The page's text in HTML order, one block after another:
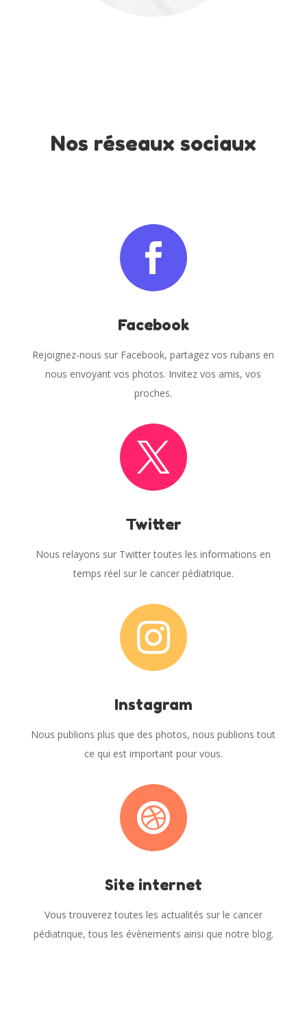
Nos réseaux sociaux

Facebook
Rejoignez-nous sur Facebook, partagez vos rubans en
nous envoyant vos photos. Invitez vos amis, vos
proches.

Twitter
Nous relayons sur Twitter toutes les informations en
temps réel sur le cancer pédiatrique.

Instagram
Nous publions plus que des photos, nous publions tout
ce qui est important pour vous.

Site internet
Vous trouverez toutes les actualités sur le cancer
pédiatrique, tous les évènements ainsi que notre blog.